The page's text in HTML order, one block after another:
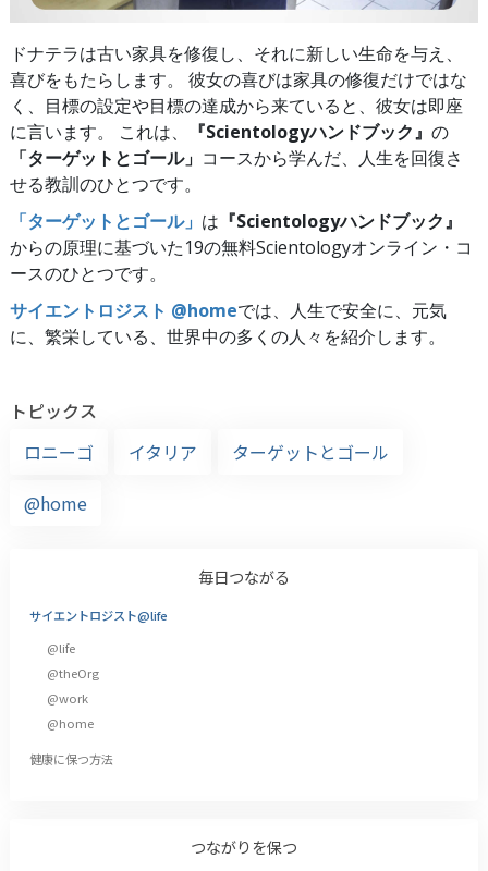
ドナテラは古い家具を修復し、それに新しい生命を与え、
喜びをもたらします。 彼女の喜びは家具の修復だけではな
く、目標の設定や目標の達成から来ていると、彼女は即座
に言います。 これは、
『Scientologyハンドブック』 の
「ターゲットとゴール」 コースから学んだ、人生を回復さ
せる教訓のひとつです。
「ターゲットとゴール」 は 『Scientologyハンドブック』
からの原理に基づいた19の無料Scientologyオンライン・コ
ースのひとつです。
サイエントロジスト @homeでは、人生で安全に、元気
に、繁栄している、世界中の多くの人々を紹介します。
トピックス
ロニーゴ
イタリア
ターゲットとゴール
@home
毎日つながる
サイエントロジスト@life
@life
@theOrg
@work
@home
健康に保つ方法
つながりを保つ